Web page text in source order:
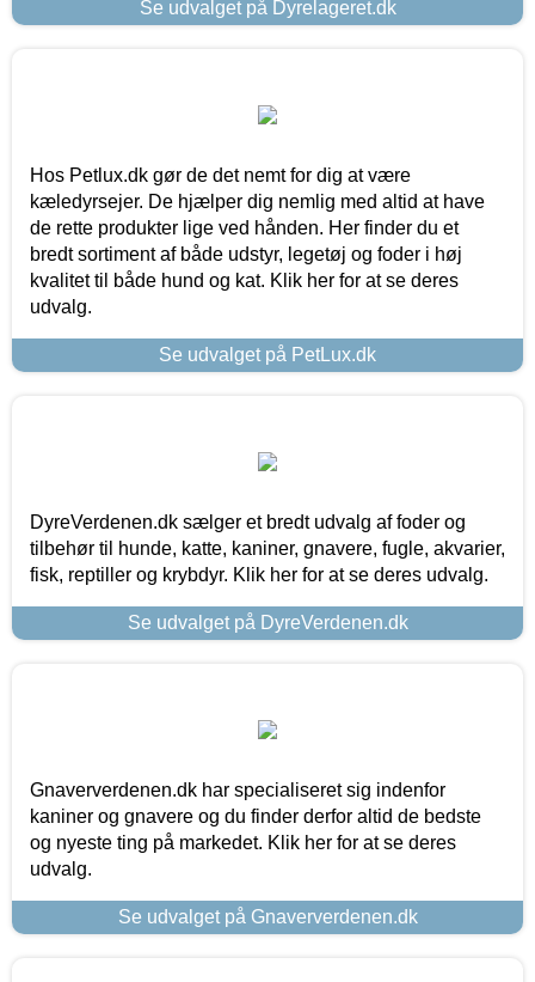
Se udvalget på Dyrelageret.dk
Hos Petlux.dk gør de det nemt for dig at være
kæledyrsejer. De hjælper dig nemlig med altid at have
de rette produkter lige ved hånden. Her finder du et
bredt sortiment af både udstyr, legetøj og foder i høj
kvalitet til både hund og kat. Klik her for at se deres
udvalg.
Se udvalget på PetLux.dk
DyreVerdenen.dk sælger et bredt udvalg af foder og
tilbehør til hunde, katte, kaniner, gnavere, fugle, akvarier,
fisk, reptiller og krybdyr. Klik her for at se deres udvalg.
Se udvalget på DyreVerdenen.dk
Gnaververdenen.dk har specialiseret sig indenfor
kaniner og gnavere og du finder derfor altid de bedste
og nyeste ting på markedet. Klik her for at se deres
udvalg.
Se udvalget på Gnaververdenen.dk